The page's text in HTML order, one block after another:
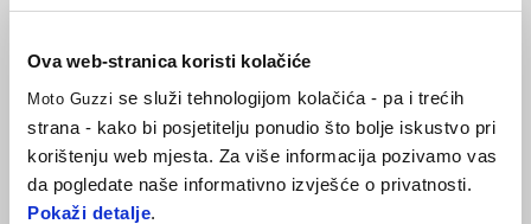
Ova web-stranica koristi kolačiće
Moto Guzzi se služi tehnologijom kolačića - pa i trećih
strana - kako bi posjetitelju ponudio što bolje iskustvo pri
korištenju web mjesta. Za više informacija pozivamo vas
da pogledate naše informativno izvješće o privatnosti.
Pokaži detalje.
€ 349
Ovo sjedalo povećava užitak vožnje zahvaljujući nevjerojatnoj
završnoj obradi i mekanoj smjesi sjedala. Doživjet ćete potpuno
Moto Guzzi iskustvo i na dužoj vožnji.